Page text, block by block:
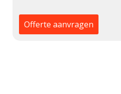
Offerte aanvragen